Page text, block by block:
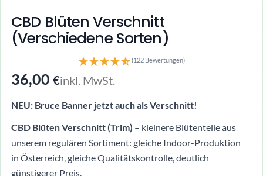
CBD Blüten Verschnitt
(Verschiedene Sorten)
(122 Bewertungen)
36,00 €inkl. MwSt.
NEU: Bruce Banner jetzt auch als Verschnitt!
CBD Blüten Verschnitt (Trim) – kleinere Blütenteile aus
unserem regulären Sortiment: gleiche Indoor-Produktion
in Österreich, gleiche Qualitätskontrolle, deutlich
günstigerer Preis.